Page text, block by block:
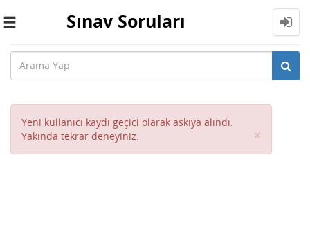
Toggle
Sınav Soruları
Yeni kullanıcı kaydı geçici olarak askıya alındı.
Yakında tekrar deneyiniz.
×